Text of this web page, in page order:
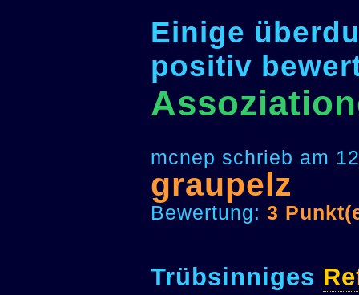
Einige
positiv
mcnep schrieb am
graupelz
Bewertung: 3
Trübsinniges